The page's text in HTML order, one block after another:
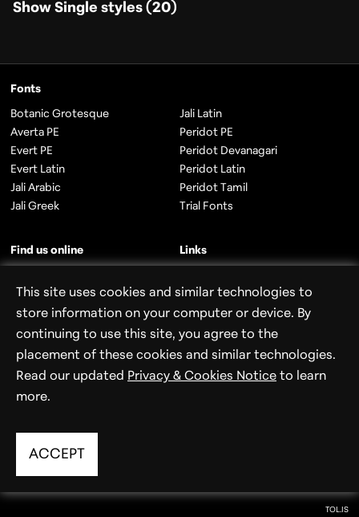
This site uses cookies and similar technologies to
store information on your computer or device. By
continuing to use this site, you agree to the
placement of these cookies and similar technologies.
Read our updated Privacy & Cookies Notice to learn
more.
ACCEPT
Show Single styles (20)
F
o
o
t
e
r
Fonts
Botanic Grotesque
Averta PE
Evert PE
Evert Latin
Jali Arabic
Jali Greek
Jali Latin
Peridot PE
Peridot Devanagari
Peridot Latin
Peridot Tamil
Trial Fonts
Find us online
Twitter
LinkedIn
Links
Licensing
Eulas
Terms and Privacy
©2026 Foundry5 Ltd. All rights reserved.
Foundry5 is a limited company registered in
Registered office: 22 Dykes Bower Court, 301
Arbury road, CB4 2JZ, Cambridge.
TOL.IS